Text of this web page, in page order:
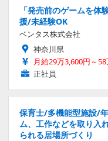
「発売前のゲームを
援/未経験OK
ベンタス株式会社
神奈川県
月給29万3,600円～
正社員
保育士/多機能型施設/
ム、工作などを取り入
られる居場所づくり